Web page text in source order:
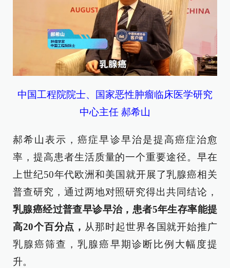
中国工程院院士、国家恶性肿瘤临床医学研究
中心主任 郝希山
郝希山表示，癌症早诊早治是提高癌症治愈
率，提高患者生活质量的一个重要途径。早在
上世纪50年代欧洲和美国就开展了乳腺癌相关
普查研究，通过两地对照研究得出共同结论，
乳腺癌经过普查早诊早治，患者5年生存率能提
高20个百分点， 从那时起世界各国就开始推广
乳腺癌筛查，乳腺癌早期诊断比例大幅度提
升。